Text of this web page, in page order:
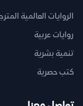
الروايات العالمية
روايات عربية
تنمية بشرية
كتب حصرية